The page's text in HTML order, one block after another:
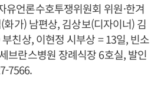
언론수호투쟁위원회 위원·한겨
가) 남편상, 김상보(디자이너) 김
친상, 이현정 시부상 = 13일, 빈소
브란스병원 장례식장 6호실, 발인
7566.